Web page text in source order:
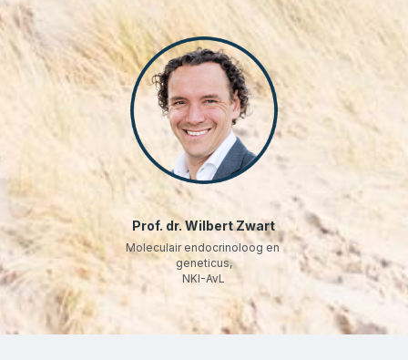
Prof. dr. Wilbert Zwart
Moleculair endocrinoloog en
geneticus,
NKI-AvL